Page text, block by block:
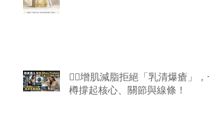
🏋️‍♂️增肌減脂拒絕「乳清爆瘡」，一
樽撐起核心、關節與線條！